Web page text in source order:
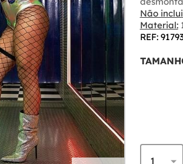
Não
Material:
REF: